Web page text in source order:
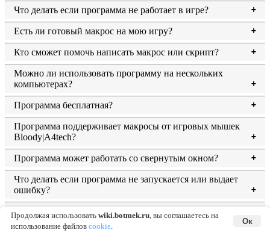
Что делать если программа не работает в игре?
Есть ли готовый макрос на мою игру?
Кто сможет помочь написать макрос или скрипт?
Можно ли использовать программу на нескольких
компьютерах?
Программа бесплатная?
Программа поддерживает макросы от игровых мышек
Bloody|A4tech?
Программа может работать со свернутым окном?
Что делать если программа не запускается или выдает
ошибку?
Что делать если программа пишет нет соединения с
сервером?